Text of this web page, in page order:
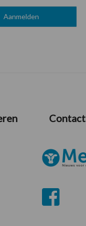
Contact